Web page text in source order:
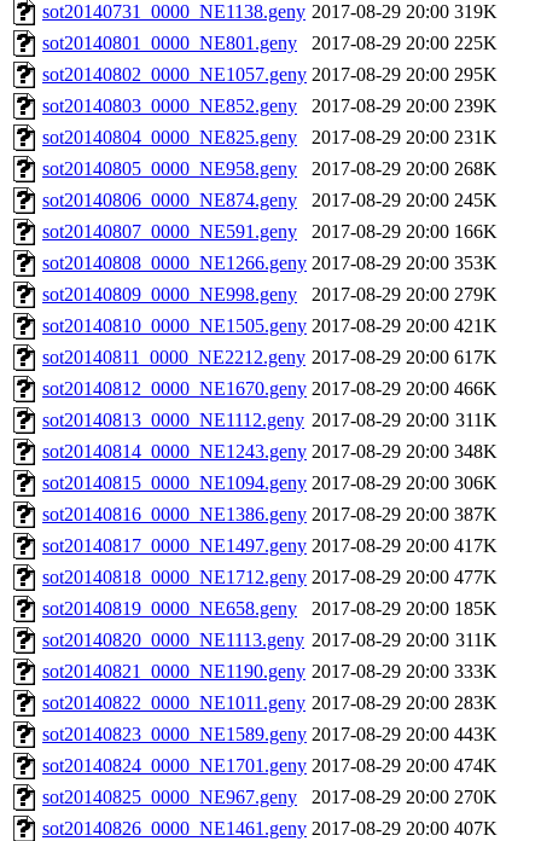
sot20140731_0000_NE1138.geny 2017-08-29 20:00 319K
sot20140801_0000_NE801.geny
2017-08-29 20:00 225K
sot20140802_0000_NE1057.geny 2017-08-29 20:00 295K
sot20140803_0000_NE852.geny
2017-08-29 20:00 239K
sot20140804_0000_NE825.geny
2017-08-29 20:00 231K
sot20140805_0000_NE958.geny
2017-08-29 20:00 268K
sot20140806_0000_NE874.geny
2017-08-29 20:00 245K
sot20140807_0000_NE591.geny
2017-08-29 20:00 166K
sot20140808_0000_NE1266.geny 2017-08-29 20:00 353K
sot20140809_0000_NE998.geny
2017-08-29 20:00 279K
sot20140810_0000_NE1505.geny 2017-08-29 20:00 421K
sot20140811_0000_NE2212.geny 2017-08-29 20:00 617K
sot20140812_0000_NE1670.geny 2017-08-29 20:00 466K
sot20140813_0000_NE1112.geny 2017-08-29 20:00 311K
sot20140814_0000_NE1243.geny 2017-08-29 20:00 348K
sot20140815_0000_NE1094.geny 2017-08-29 20:00 306K
sot20140816_0000_NE1386.geny 2017-08-29 20:00 387K
sot20140817_0000_NE1497.geny 2017-08-29 20:00 417K
sot20140818_0000_NE1712.geny 2017-08-29 20:00 477K
sot20140819_0000_NE658.geny
2017-08-29 20:00 185K
sot20140820_0000_NE1113.geny 2017-08-29 20:00 311K
sot20140821_0000_NE1190.geny 2017-08-29 20:00 333K
sot20140822_0000_NE1011.geny 2017-08-29 20:00 283K
sot20140823_0000_NE1589.geny 2017-08-29 20:00 443K
sot20140824_0000_NE1701.geny 2017-08-29 20:00 474K
sot20140825_0000_NE967.geny
2017-08-29 20:00 270K
sot20140826_0000_NE1461.geny 2017-08-29 20:00 407K